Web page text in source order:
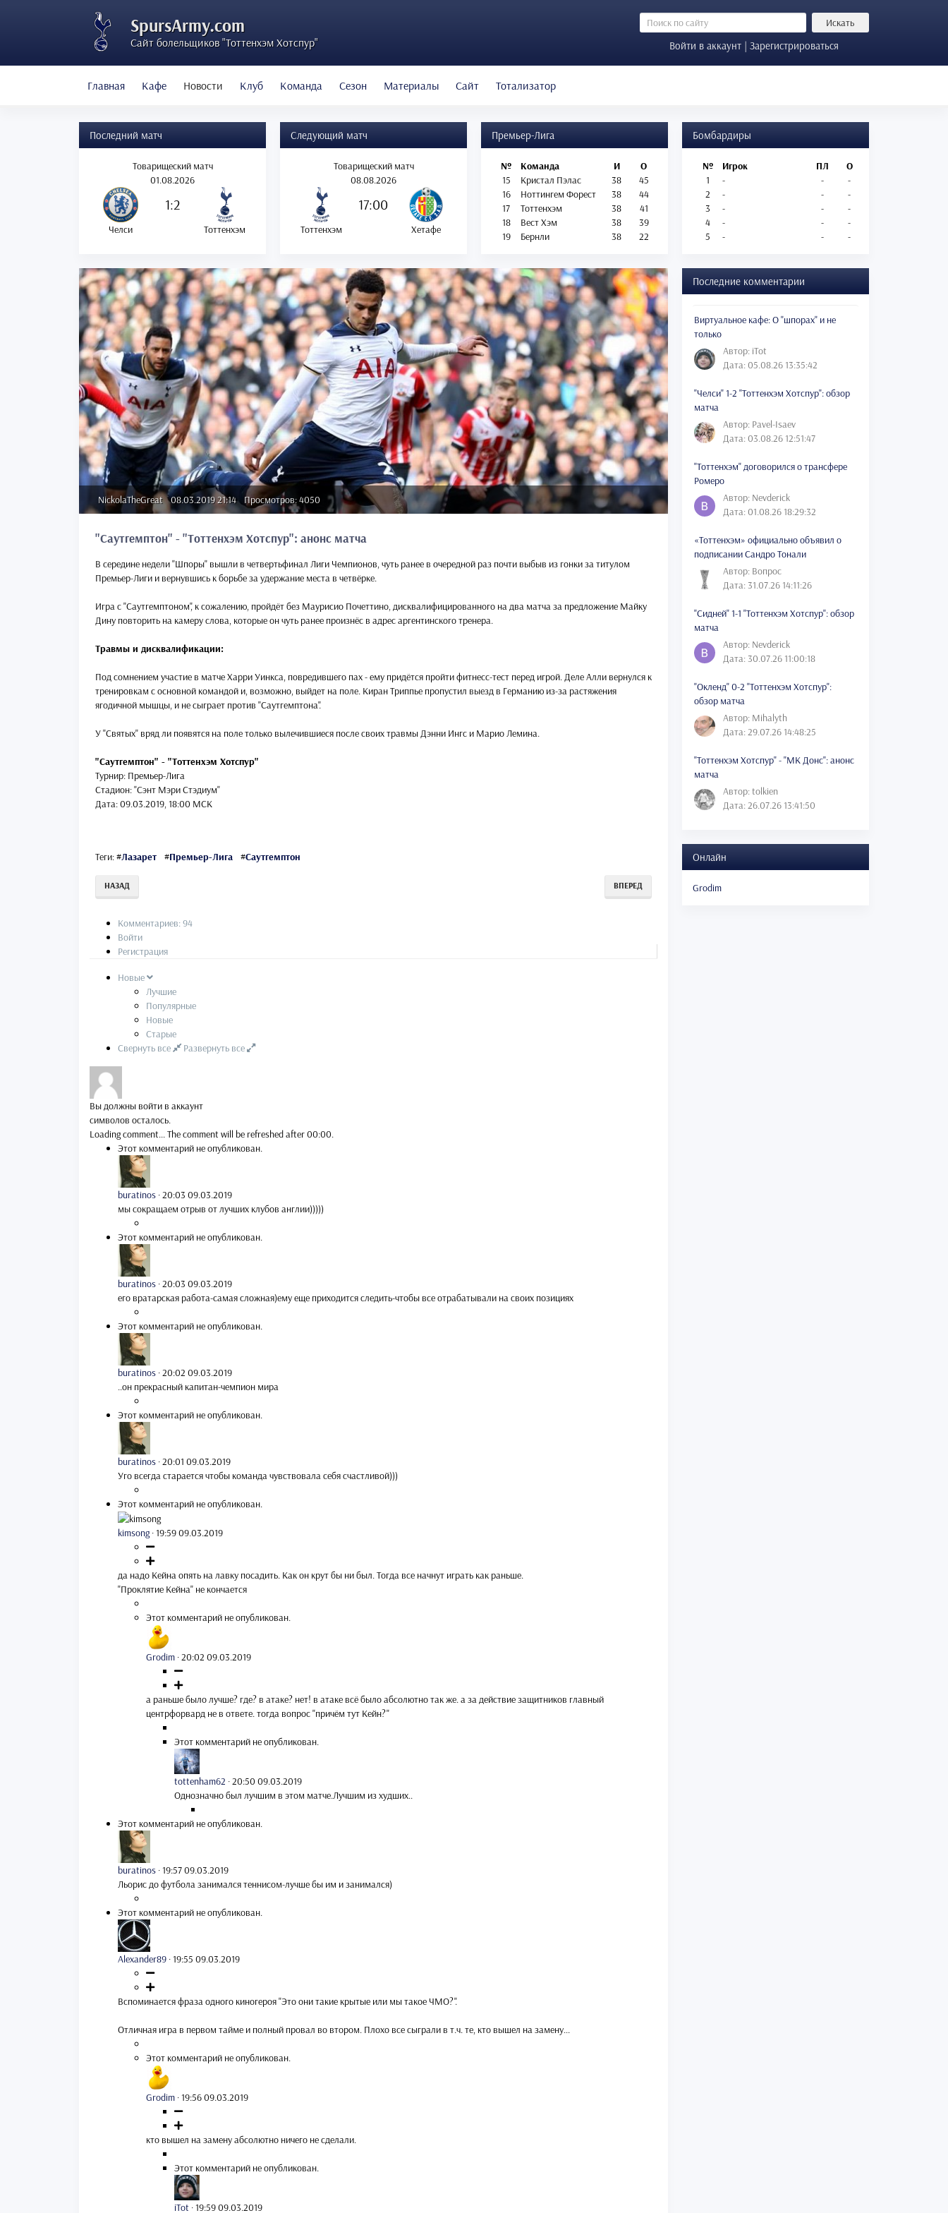
SpursArmy.com
Сайт болельщиков "Тоттенхэм Хотспур"
Искать
Войти в аккаунт | Зарегистрироваться
Главная Кафе Новости Клуб Команда Сезон Материалы Сайт Тотализатор
Последний матч
Товарищеский матч
01.08.2026
1:2
Челси Тоттенхэм
Следующий матч
Товарищеский матч
08.08.2026
17:00
Тоттенхэм Хетафе
Премьер-Лига
№ Команда И
О
15
Кристал Пэлас 38
45
16
Ноттингем Форест 38
44
17
Тоттенхэм 38
41
18
Вест Хэм 38
39
19
Бернли 38 22
Бомбардиры
№ Игрок ПЛ
О
1
- -
-
2
- -
-
3
- -
-
4
- -
-
5
- - -
NickolaTheGreat 08.03.2019 21:14 Просмотров: 4050
"Саутгемптон" - "Тоттенхэм Хотспур": анонс матча
В середине недели "Шпоры" вышли в четвертьфинал Лиги Чемпионов, чуть ранее в очередной раз почти выбыв из гонки за титулом
Премьер-Лиги и вернувшись к борьбе за удержание места в четвёрке.
Игра с "Саутгемптоном", к сожалению, пройдёт без Маурисио Почеттино, дисквалифицированного на два матча за предложение Майку
Дину повторить на камеру слова, которые он чуть ранее произнёс в адрес аргентинского тренера.
Травмы и дисквалификации:
Под сомнением участие в матче Харри Уинкса, повредившего пах - ему придётся пройти фитнесс-тест перед игрой. Деле Алли вернулся к
тренировкам с основной командой и, возможно, выйдет на поле. Киран Триппье пропустил выезд в Германию из-за растяжения
ягодичной мышцы, и не сыграет против "Саутгемптона".
У "Святых" вряд ли появятся на поле только вылечившиеся после своих травмы Дэнни Ингс и Марио Лемина.
"Саутгемптон" - "Тоттенхэм Хотспур"
Турнир: Премьер-Лига
Стадион: "Сэнт Мэри Стэдиум"
Дата: 09.03.2019, 18:00 МСК
Теги:#Лазарет #Премьер-Лига #Саутгемптон
НАЗАД ВПЕРЕД
Комментариев: 94
Войти
Регистрация
Новые
Лучшие
Популярные
Новые
Старые
Свернуть все
Развернуть все
Вы должны войти в аккаунт
символов осталось.
Loading comment...The comment will be refreshed after00:00.
Этот комментарий не опубликован.
buratinos ·20:03 09.03.2019
мы сокращаем отрыв от лучших клубов англии)))))
Этот комментарий не опубликован.
buratinos ·20:03 09.03.2019
его вратарская работа-самая сложная)ему еще приходится следить-чтобы все отрабатывали на своих позициях
Этот комментарий не опубликован.
buratinos ·20:02 09.03.2019
..он прекрасный капитан-чемпион мира
Этот комментарий не опубликован.
buratinos ·20:01 09.03.2019
Уго всегда старается чтобы команда чувствовала себя счастливой)))
Этот комментарий не опубликован.
kimsong ·19:59 09.03.2019
да надо Кейна опять на лавку посадить. Как он крут бы ни был. Тогда все начнут играть как раньше.
"Проклятие Кейна" не кончается
Этот комментарий не опубликован.
Grodim ·20:02 09.03.2019
а раньше было лучше? где? в атаке? нет! в атаке всё было абсолютно так же. а за действие защитников главный
центрфорвард не в ответе. тогда вопрос "причём тут Кейн?"
Этот комментарий не опубликован.
tottenham62 ·20:50 09.03.2019
Однозначно был лучшим в этом матче.Лучшим из худших..
Этот комментарий не опубликован.
buratinos ·19:57 09.03.2019
Льорис до футбола занимался теннисом-лучше бы им и занимался)
Этот комментарий не опубликован.
Alexander89 ·19:55 09.03.2019
Вспоминается фраза одного киногероя "Это они такие крытые или мы такое ЧМО?".
Отличная игра в первом тайме и полный провал во втором. Плохо все сыграли в т.ч. те, кто вышел на замену...
Этот комментарий не опубликован.
Grodim ·19:56 09.03.2019
кто вышел на замену абсолютно ничего не сделали.
Этот комментарий не опубликован.
iTot ·19:59 09.03.2019
Последние комментарии
Виртуальное кафе: О "шпорах" и не
только
Автор: iTot
Дата: 05.08.26 13:35:42
"Челси" 1-2 "Тоттенхэм Хотспур": обзор
матча
Автор: Pavel-Isaev
Дата: 03.08.26 12:51:47
"Тоттенхэм" договорился о трансфере
Ромеро
Автор: Nevderick
Дата: 01.08.26 18:29:32
«Тоттенхэм» официально объявил о
подписании Сандро Тонали
Автор: Вопрос
Дата: 31.07.26 14:11:26
"Сидней" 1-1 "Тоттенхэм Хотспур": обзор
матча
Автор: Nevderick
Дата: 30.07.26 11:00:18
"Окленд" 0-2 "Тоттенхэм Хотспур":
обзор матча
Автор: Mihalyth
Дата: 29.07.26 14:48:25
"Тоттенхэм Хотспур" - "МК Донс": анонс
матча
Автор: tolkien
Дата: 26.07.26 13:41:50
Онлайн
Grodim